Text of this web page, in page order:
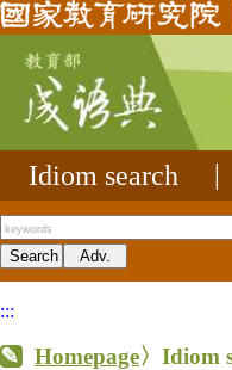
Idiom search
:::
Homepage〉Idiom